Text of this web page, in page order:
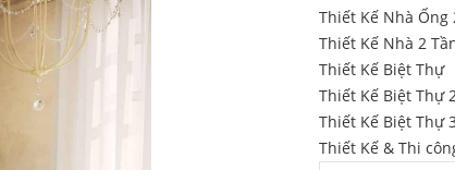
Thiết Kế Nhà Ống
Thiết Kế Nhà 2
Thiết Kế Biệt Thự
Thiết Kế Biệt Thự
Thiết Kế Biệt Thự
Thiết Kế & Thi